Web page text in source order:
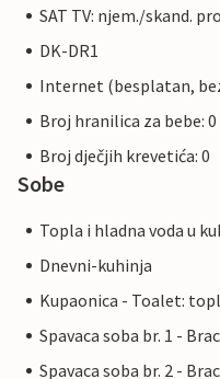
SAT TV: njem./skand.
DK-DR1
Internet (besplatan,
Broj hranilica za bebe: 0
Broj dječjih krevetića: 0
Sobe
Topla i hladna voda u
Dnevni-kuhinja
Kupaonica - Toalet:
Spavaca soba br. 1 -
Spavaca soba br. 2 -